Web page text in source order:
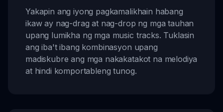
Yakapin ang iyong pagkamalikhain habang
ikaw ay nag-drag at nag-drop ng mga tauhan
upang lumikha ng mga music tracks. Tuklasin
ang iba't ibang kombinasyon upang
madiskubre ang mga nakakatakot na melodiya
at hindi komportableng tunog.